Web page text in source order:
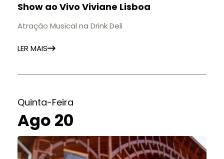
Show ao Vivo Viviane Lisboa
Atração Musical na Drink Deli
LER MAIS
Quinta-Feira
Ago 20